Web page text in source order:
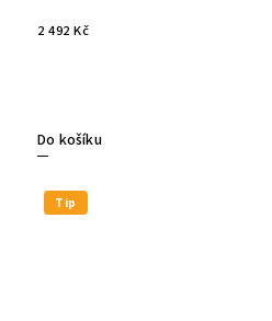
2 492 Kč
Do košíku
Tip